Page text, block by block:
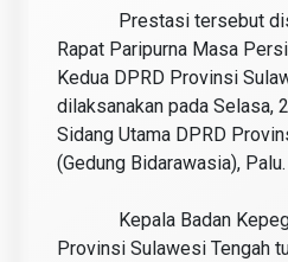
Prestasi tersebut
Rapat Paripurna Masa
Kedua DPRD Provinsi
dilaksanakan pada Selasa,
Sidang Utama DPRD
(Gedung Bidarawasia), Palu.
Kepala Badan
Provinsi Sulawesi Tengah